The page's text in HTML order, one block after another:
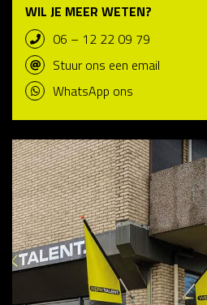
WIL JE MEER WETEN?
06 – 12 22 09 79
Stuur ons een email
WhatsApp ons